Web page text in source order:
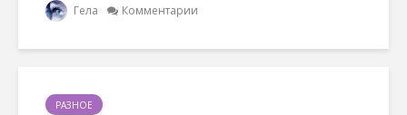
Гела Комментарии
РАЗНОЕ